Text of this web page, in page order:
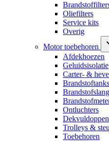
Oliefilters
Service kits
Overig
Motor toebehoren
Afdekhoezen
Geluidsisolatie
Carter- &
Brandstoftanks
Ontluchters
Dekvuldoppen
Trolleys &
Toebehoren